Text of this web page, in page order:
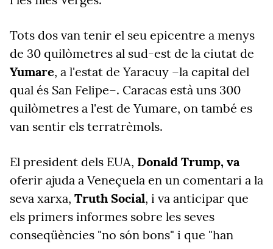
Tots dos van tenir el seu epicentre a menys
de 30 quilòmetres al sud-est de la ciutat de
Yumare, a l'estat de Yaracuy –la capital del
qual és San Felipe–. Caracas està uns 300
quilòmetres a l'est de Yumare, on també es
van sentir els terratrèmols.
El president dels EUA, Donald Trump, va
oferir ajuda a Veneçuela en un comentari a la
seva xarxa, Truth Social, i va anticipar que
els primers informes sobre les seves
conseqüències "no són bons" i que "han